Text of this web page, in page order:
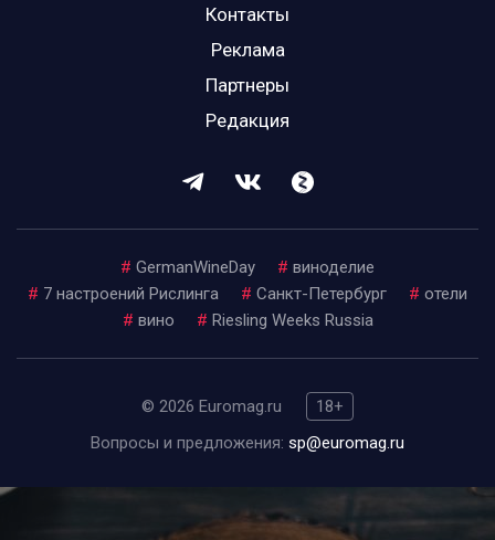
Контакты
Реклама
Партнеры
Редакция
# GermanWineDay # виноделие
# 7 настроений Рислинга # Санкт-Петербург # отели
# вино # Riesling Weeks Russia
© 2026 Euromag.ru
18+
Вопросы и предложения: sp@euromag.ru